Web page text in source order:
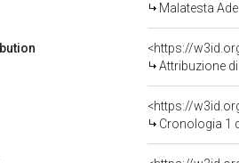
Malatesta
<https://
Attribuzione
<https://
Cronologia 1